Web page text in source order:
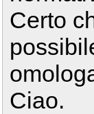
Certo
Ciao.